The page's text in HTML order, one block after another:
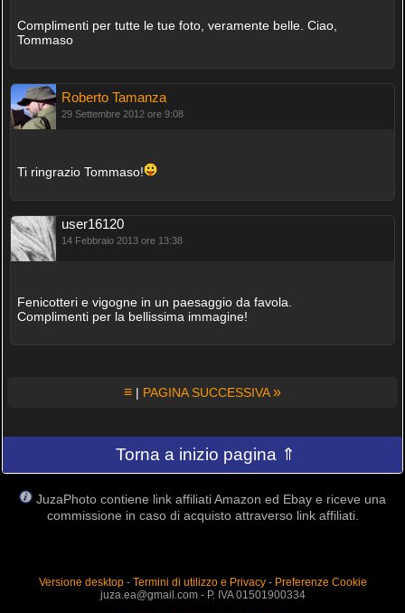
Complimenti per tutte le tue foto, veramente belle. Ciao,
Tommaso
Roberto Tamanza
29 Settembre 2012 ore 9:08
Ti ringrazio Tommaso!
user16120
14 Febbraio 2013 ore 13:38
Fenicotteri e vigogne in un paesaggio da favola.
Complimenti per la bellissima immagine!
≡ | PAGINA SUCCESSIVA»
Torna a inizio pagina ⇑
JuzaPhoto contiene link affiliati Amazon ed Ebay e riceve una
commissione in caso di acquisto attraverso link affiliati.
Versione desktop- Termini di utilizzo e Privacy- Preferenze Cookie
juza.ea@gmail.com - P. IVA 01501900334